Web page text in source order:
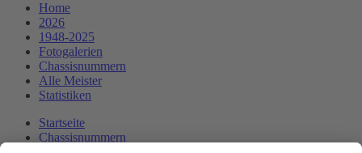
Home
2026
1948-2025
Fotogalerien
Chassisnummern
Alle Meister
Statistiken
Startseite
Chassisnummern